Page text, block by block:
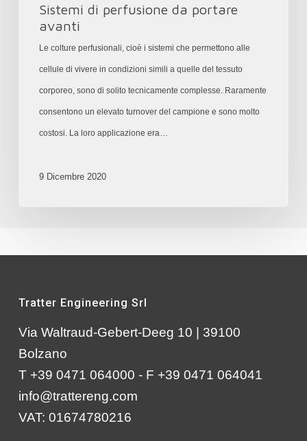
Sistemi di perfusione da portare
avanti
Le colture perfusionali, cioè i sistemi che permettono alle
cellule di vivere in condizioni simili a quelle del tessuto
corporeo, sono di solito tecnicamente complesse. Raramente
consentono un elevato turnover del campione e sono molto
costosi. La loro applicazione era…
9 Dicembre 2020
Tratter Engineering Srl
Via Waltraud-Gebert-Deeg 10 | 39100
Bolzano
T +39 0471 064000 - F +39 0471 064041
info@trattereng.com
VAT: 01674780216